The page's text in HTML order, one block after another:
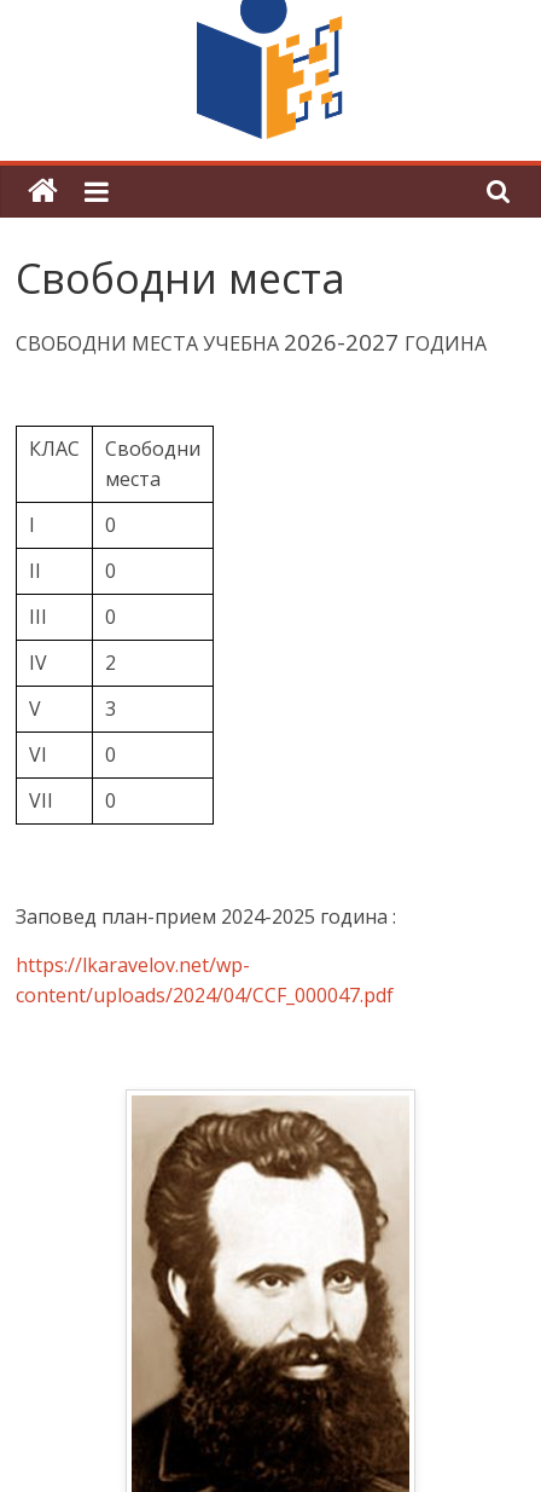
поредна награда от конкурс на
център за развитие на човешките
ресурси (ЦРЧР)
Свободни места
СВОБОДНИ МЕСТА УЧЕБНА 2026-2027 ГОДИНА
КЛАС
Свободни
места
I
0
II
0
III
0
IV
2
V
3
VI
0
VII
0
Заповед план-прием 2024-2025 година :
https://lkaravelov.net/wp-
content/uploads/2024/04/CCF_000047.pdf